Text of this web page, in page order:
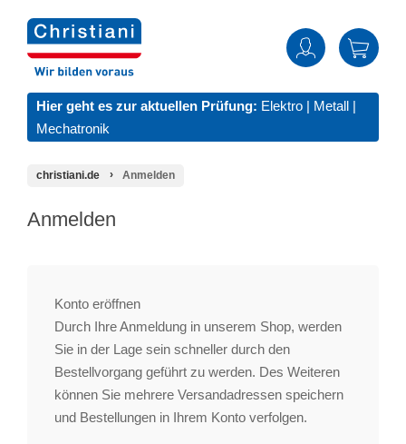
Hier geht es zur aktuellen Prüfung: Elektro | Metall |
Mechatronik
christiani.de Anmelden
Anmelden
Konto eröffnen
Durch Ihre Anmeldung in unserem Shop, werden
Sie in der Lage sein schneller durch den
Bestellvorgang geführt zu werden. Des Weiteren
können Sie mehrere Versandadressen speichern
und Bestellungen in Ihrem Konto verfolgen.